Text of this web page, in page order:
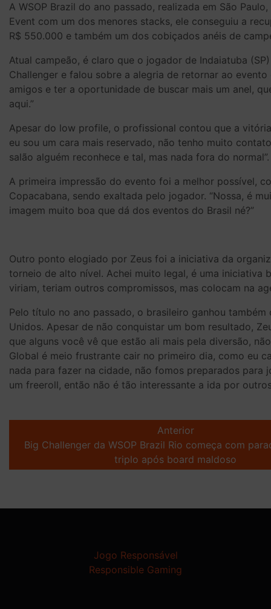
A WSOP Brazil do ano passado, realizada em São
Event com um dos menores stacks, ele conseguiu a
R$ 550.000 e também um dos cobiçados anéis de
Atual campeão, é claro que o jogador de Indaiatuba
Challenger e falou sobre a alegria de retornar ao
amigos e ter a oportunidade de buscar mais um anel,
aqui.”
Apesar do low profile, o profissional contou que a
eu sou um cara mais reservado, não tenho muito
salão alguém reconhece e tal, mas nada fora do normal”.
A primeira impressão do evento foi a melhor possível,
Copacabana, sendo exaltada pelo jogador. “Nossa, é
imagem muito boa que dá dos eventos do Brasil né?”
Outro ponto elogiado por Zeus foi a iniciativa da
torneio de alto nível. Achei muito legal, é uma iniciativa
viriam, teriam outros compromissos, mas colocam na
Pelo título no ano passado, o brasileiro ganhou
Unidos. Apesar de não conquistar um bom resultado,
que alguns você vê que estão ali mais pela diversão,
Global é meio frustrante cair no primeiro dia, como eu
nada para fazer na cidade, não fomos preparados
um freeroll, então não é tão interessante a ida por
navigation
Anterior
Big Challenger da WSOP Brazil Rio começa com
triplo após board maldoso
Jogo Responsável
Responsible Gaming